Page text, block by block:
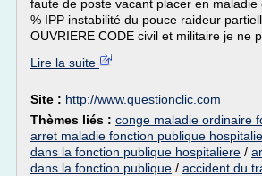
faute de poste vacant placer en
% IPP instabilité du pouce raideur
OUVRIERE CODE civil et militaire je ne
Lire la suite
Site : http://www.questionclic.com
Thèmes liés : conge maladie ordinaire
arret maladie fonction publique
dans la fonction publique hospitaliere /
dans la fonction publique / accident du